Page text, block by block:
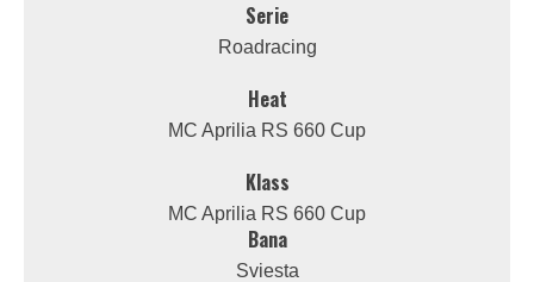
Serie
Roadracing
Heat
MC Aprilia RS 660 Cup
Klass
MC Aprilia RS 660 Cup
Bana
Sviesta